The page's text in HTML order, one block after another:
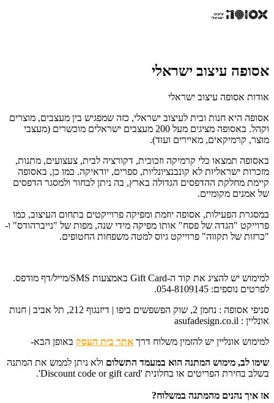
אסופה עיצוב ישראלי
אודות אסופה עיצוב ישראלי
אסופה היא חנות ובית לעיצוב ישראלי, כזה שמפגיש בין מעצבים, מוצרים
וקהל. באסופה מציגים מעל 200 מעצבים ישראלים מוכשרים (מעצבי
מוצר, קרמיקאים, מאיירים ועוד).
באסופה תמצאו כלי קרמיקה וזכוכית, דקורציה לבית, צעצועים, מתנות,
מזכרות ישראליות לא קונבנציונליות, ספרים, יודאיקה. כמו כן, באסופה
קיימת מחלקת ההדפסים הגדולה בארץ, בה ניתן לבחור ולמסגר הדפסים
של אמנים מקומיים.
במסגרת הפעילות, אסופה יוזמת ומפיקה פרוייקטים בתחום העיצוב, כמו
פרוייקט "הגדה של פסח" אותו מפיקה מידי שנה, מפות של "נייברהודס" ו-
"כרזות של תקווה" פרוייקט גיוס למטה משפחות החטופים.
למימוש יש להציג את קוד ה-Gift Card באמצעות SMS/מייל/דף מודפס.
לפרטים נוספים: 054-8109145.
סניפי אסופה : נחמן 2, שוק הפשפשים ביפו | דיזנגוף 212, תל אביב | חנות
אונליין : asufadesign.co.il
למימוש אונליין יש להזמין משלוח דרך אתר בית העסק באופן הבא-
שימו לב, מימוש המתנה הוא במעמד התשלום ולא ניתן לממש את המתנה
בשלב בחירת הפריטים או בחלונית 'Discount code or gift card'.
אז איך נהנים מהמתנה במשלוח?